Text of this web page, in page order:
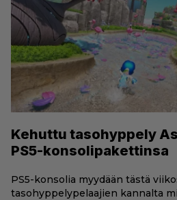
Kehuttu tasohyppely
PS5-konsolipakettinsa
PS5-konsolia myydään tästä
tasohyppelypelaajien kannalta